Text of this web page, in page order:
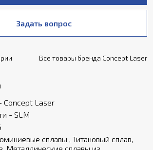
Задать вопрос
Все товары бренда Concept Laser
Concept Laser
- SLM
сплавы , Титановый сплав,